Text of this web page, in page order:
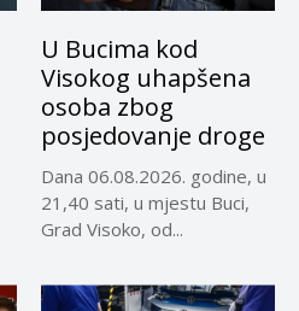
U Bucima kod
Visokog uhapšena
osoba zbog
posjedovanje droge
Dana 06.08.2026. godine, u
21,40 sati, u mjestu Buci,
Grad Visoko, od...